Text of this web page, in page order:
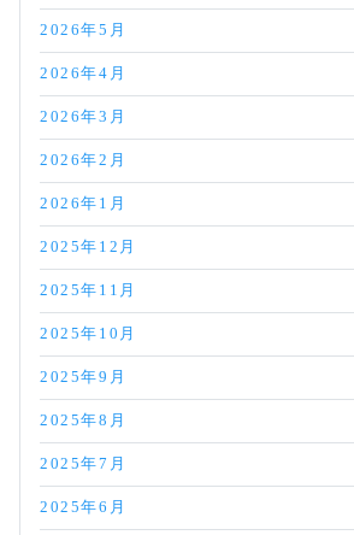
2026年5月
2026年4月
2026年3月
2026年2月
2026年1月
2025年12月
2025年11月
2025年10月
2025年9月
2025年8月
2025年7月
2025年6月